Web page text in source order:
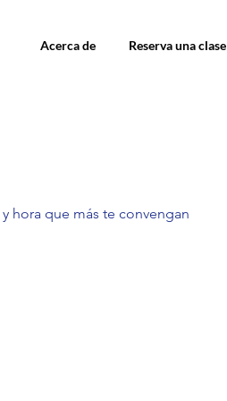
Acerca de Reserva una clase
hora que más te convengan